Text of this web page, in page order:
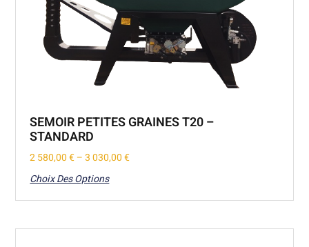
SEMOIR PETITES GRAINES T20 –
STANDARD
2 580,00€–3 030,00€
Choix Des Options